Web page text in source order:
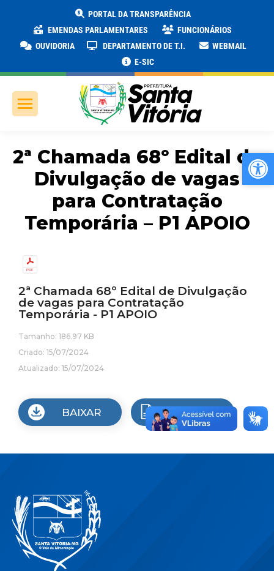
PORTAL DA TRANSPARÊNCIA
EMENDAS PARLAMENTARES
FUNCIONÁRIOS
OUVIDORIA
DEPARTAMENTO DE T.I.
WEBMAIL
E-SIC
2ª Chamada 68º Edital de
Divulgação de vagas
para Contratação
Temporária – P1 APOIO
2ª Chamada 68º Edital de Divulgação
de vagas para Contratação
Temporária - P1 APOIO
Tamanho: 186.97 KB
Criado: 15/07/2024
Atualizado: 15/07/2024
BAIXAR VISUALIZAR